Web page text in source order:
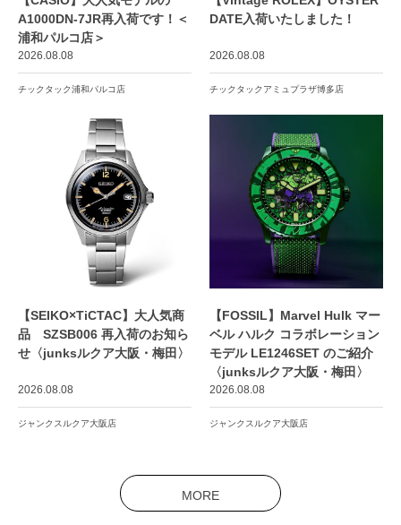
A1000DN-7JR再入荷です！＜
浦和パルコ店＞
2026.08.08
チックタック浦和パルコ店
DATE入荷いたしました！
2026.08.08
チックタックアミュプラザ博多店
【SEIKO×TiCTAC】大人気商
品 SZSB006 再入荷のお知ら
せ〈junksルクア大阪・梅田〉
2026.08.08
ジャンクスルクア大阪店
【FOSSIL】Marvel Hulk マー
ベル ハルク コラボレーション
モデル LE1246SET のご紹介
〈junksルクア大阪・梅田〉
2026.08.08
ジャンクスルクア大阪店
MORE